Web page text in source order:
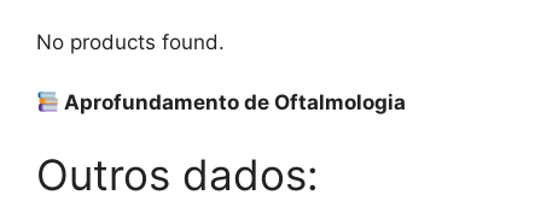
No products found.
Aprofundamento de Oftalmologia
Outros dados: